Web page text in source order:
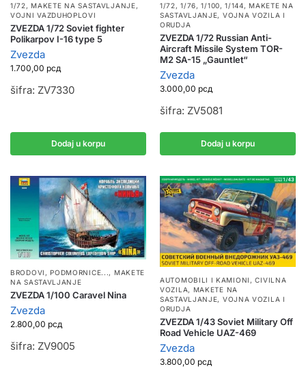
1/72,MAKETE NA SASTAVLJANJE,
VOJNI VAZDUHOPLOVI
ZVEZDA 1/72 Soviet fighter
Polikarpov I-16 type 5
Zvezda
1.700,00 рсд
šifra: ZV7330
Dodaj u korpu
1/72, 1/76, 1/100, 1/144, MAKETE NA
SASTAVLJANJE, VOJNA VOZILA I
ORUDJA
ZVEZDA 1/72 Russian Anti-
Aircraft Missile System TOR-
M2 SA-15 „Gauntlet“
Zvezda
3.000,00 рсд
šifra: ZV5081
Dodaj u korpu
BRODOVI, PODMORNICE..., MAKETE
NA SASTAVLJANJE
ZVEZDA 1/100 Caravel Nina
Zvezda
2.800,00 рсд
šifra: ZV9005
AUTOMOBILI I KAMIONI ,CIVILNA
VOZILA, MAKETE NA
SASTAVLJANJE, VOJNA VOZILA I
ORUDJA
ZVEZDA 1/43 Soviet Military Off
Road Vehicle UAZ-469
Zvezda
3.800,00 рсд